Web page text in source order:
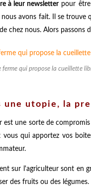
à leur newsletterpour être
avons fait. Il se
chez nous. Alors
ferme qui propose la cueillette
utopie, la
une sorte de
vous qui apportez vos
sur l'agriculteur sont en
des fruits ou des